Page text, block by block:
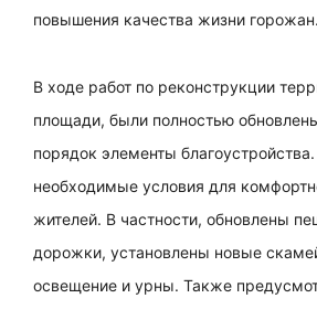
повышения качества жизни горожан.
В ходе работ по реконструкции
площади, были полностью
порядок элементы
необходимые условия для
жителей. В частности, обновлены
дорожки, установлены новые
освещение и урны. Также